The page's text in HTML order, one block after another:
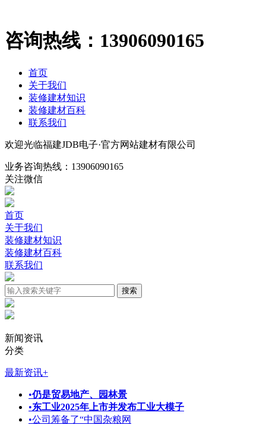
咨询热线： 13906090165
首页
关于我们
装修建材知识
装修建材百科
联系我们
欢迎光临福建JDB电子·官方网站建材有限公司
业务咨询热线： 13906090165
关注微信
首页
关于我们
装修建材知识
装修建材百科
联系我们
新闻资讯
分类
最新资讯+
•仍是贸易地产、园林景
•东工业2025年上市并发布工业大模子
•公司筹备了“中国杂粮网